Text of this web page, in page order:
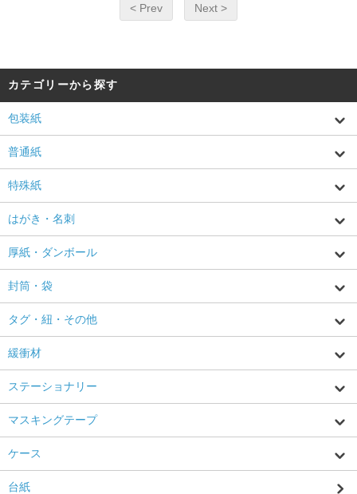
< Prev Next >
カテゴリーから探す
包装紙
普通紙
特殊紙
はがき・名刺
厚紙・ダンボール
封筒・袋
タグ・紐・その他
緩衝材
ステーショナリー
マスキングテープ
ケース
台紙